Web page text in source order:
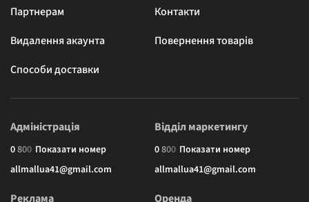
Партнерам
Контакти
Видалення акаунта
Повернення товарів
Способи доставки
Адміністрація
0800 Показати номер
allmallua41@gmail.com
Відділ маркетингу
0800 Показати номер
allmallua41@gmail.com
Реклама Оренда